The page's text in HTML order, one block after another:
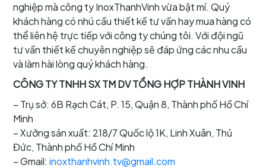
nghiệp mà công ty InoxThanhVinh vừa bật mí. Quý
khách hàng có nhú cầu thiết kế tư vấn hay mua hàng có
thể liên hệ trực tiếp với công ty chúng tôi. Với đội ngũ
tư vấn thiết kế chuyên nghiệp sẽ đáp ứng các nhu cầu
và làm hài lòng quý khách hàng.
CÔNG TY TNHH SX TM DV TỔNG HỢP THÀNH VINH
– Trụ sở: 6B Rạch Cát, P. 15, Quận 8, Thành phố Hồ Chí
Minh
– Xưởng sản xuất: 218/7 Quốc lộ 1K, Linh Xuân, Thủ
Đức, Thành phố Hồ Chí Minh
– Gmail: inoxthanhvinh.tv@gmail.com